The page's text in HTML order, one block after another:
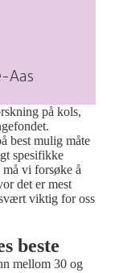
Aas
på kols,
best mulig måte
spesifikke
vi forsøke å
det er mest
viktig for oss
beste
mellom 30 og